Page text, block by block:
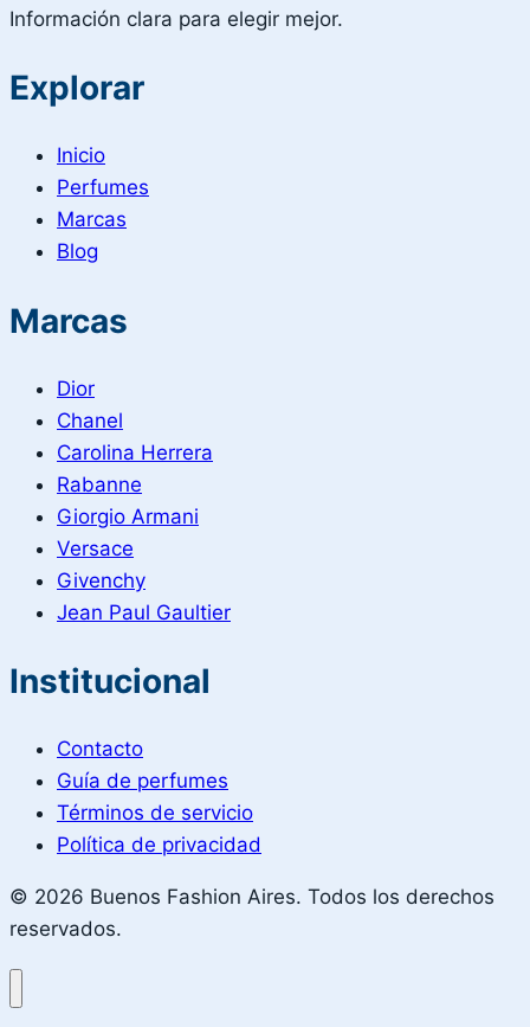
Información clara para elegir mejor.
Explorar
Inicio
Perfumes
Marcas
Blog
Marcas
Dior
Chanel
Carolina Herrera
Rabanne
Giorgio Armani
Versace
Givenchy
Jean Paul Gaultier
Institucional
Contacto
Guía de perfumes
Términos de servicio
Política de privacidad
© 2026 Buenos Fashion Aires. Todos los derechos
reservados.